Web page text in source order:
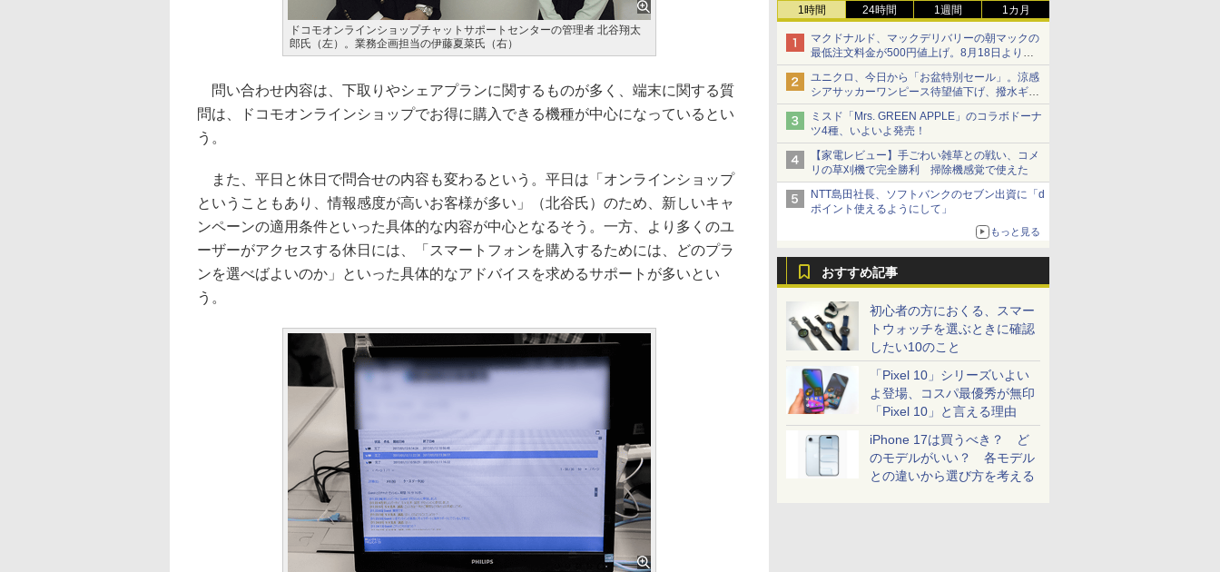
1時間 24時間 1週間 1カ月
マクドナルド、マックデリバリーの朝マックの
最低注文料金が500円値上げ。8月18日より
1,500円から受付
ユニクロ、今日から「お盆特別セール」。涼感
シアサッカーワンピース待望値下げ、撥水ギア
ショーツは1990円に
ミスド「Mrs. GREEN APPLE」のコラボドーナ
ツ4種、いよいよ発売！
【家電レビュー】手ごわい雑草との戦い、コメ
リの草刈機で完全勝利 掃除機感覚で使えた
NTT島田社長、ソフトバンクのセブン出資に「d
ポイント使えるようにして」
もっと見る
おすすめ記事
初心者の方におくる、スマー
トウォッチを選ぶときに確認
したい10のこと
「Pixel 10」シリーズいよい
よ登場、コスパ最優秀が無印
「Pixel 10」と言える理由
iPhone 17は買うべき？ ど
のモデルがいい？ 各モデル
との違いから選び方を考える
ドコモオンラインショップチャットサポートセンターの管理者 北谷翔太
郎氏（左）。業務企画担当の伊藤夏菜氏（右）
問い合わせ内容は、下取りやシェアプランに関するものが多く、端末に関する質
問は、ドコモオンラインショップでお得に購入できる機種が中心になっているとい
う。
また、平日と休日で問合せの内容も変わるという。平日は「オンラインショップ
ということもあり、情報感度が高いお客様が多い」（北谷氏）のため、新しいキャ
ンペーンの適用条件といった具体的な内容が中心となるそう。一方、より多くのユ
ーザーがアクセスする休日には、「スマートフォンを購入するためには、どのプラ
ンを選べばよいのか」といった具体的なアドバイスを求めるサポートが多いとい
う。